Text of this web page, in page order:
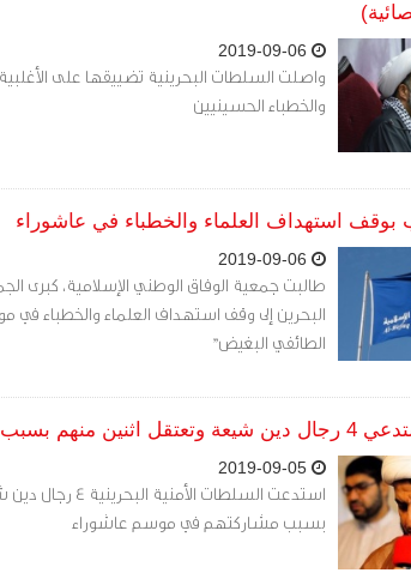
واصلت السلطات البحرينية تضييقها على
والخطباء الحسينيين
بوقف استهداف العلماء والخطباء في عاشوراء
طالبت جمعية الوفاق الوطني الإسلامية، كبرى
البحرين إلى وقف استهداف العلماء والخطباء
الطائفي البغيض"
في موسم عاشوراء
استدعت السلطات
بسبب مشاركتهم في موسم عاشوراء